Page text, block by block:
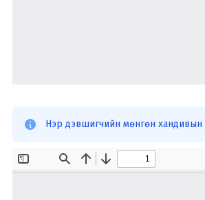
Нэр дэвшигчийн мөнгөн хандивын